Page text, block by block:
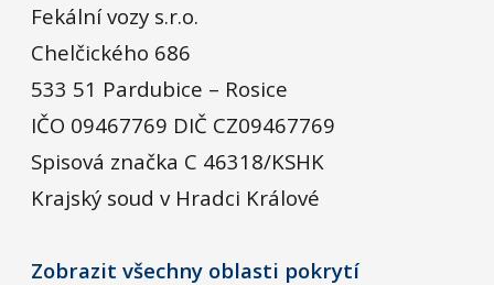
Fekální vozy s.r.o.
Chelčického 686
533 51 Pardubice – Rosice
IČO 09467769 DIČ CZ09467769
Spisová značka C 46318/KSHK
Krajský soud v Hradci Králové
Zobrazit všechny oblasti pokrytí